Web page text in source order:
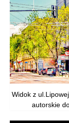
Widok z
autorskie